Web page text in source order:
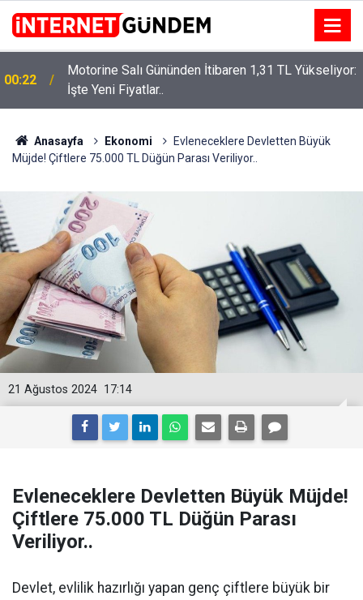
00:22
Motorine Salı Gününden İtibaren 1,31 TL Yükseliyor:
İşte Yeni Fiyatlar..
15:58
Neşet Ertaş’a “Bozkırın Tezenesi” Lakabını Kim
Verdi? Beyaz’la Joker Sorusunun Cevabı Merak
Anasayfa Ekonomi
Evleneceklere Devletten Büyük
Müjde! Çiftlere 75.000 TL Düğün Parası Veriliyor..
17:14
21 Ağustos 2024
Evleneceklere Devletten Büyük Müjde!
Çiftlere 75.000 TL Düğün Parası
Veriliyor..
Devlet, evlilik hazırlığı yapan genç çiftlere büyük bir